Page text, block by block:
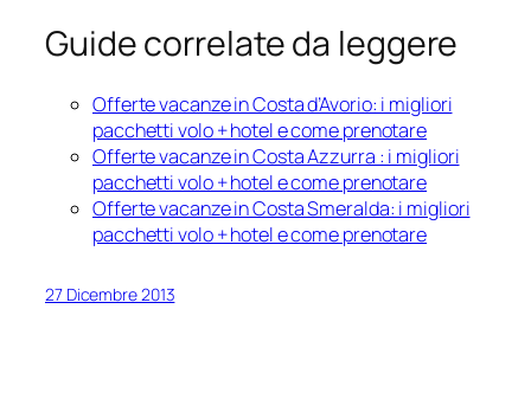
Guide correlate da leggere
Offerte vacanze in Costa d’Avorio: i migliori
pacchetti volo + hotel e come prenotare
Offerte vacanze in Costa Azzurra : i migliori
pacchetti volo + hotel e come prenotare
Offerte vacanze in Costa Smeralda: i migliori
pacchetti volo + hotel e come prenotare
27 Dicembre 2013